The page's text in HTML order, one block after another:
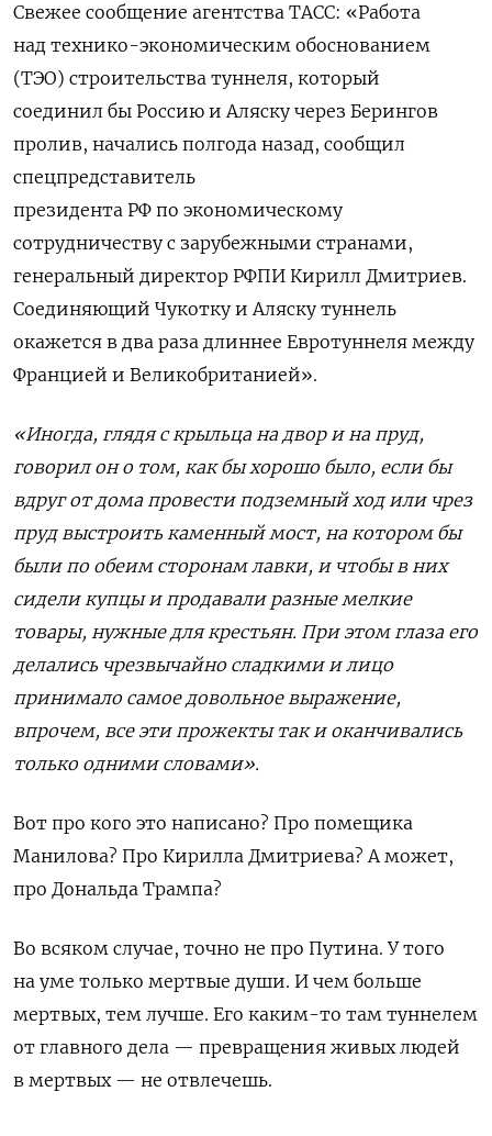
Свежее сообщение агентства ТАСС: «Работа
над технико-экономическим обоснованием
(ТЭО) строительства туннеля, который
соединил бы Россию и Аляску через Берингов
пролив, начались полгода назад, сообщил
спецпредставитель
президента РФ по экономическому
сотрудничеству с зарубежными странами,
генеральный директор РФПИ Кирилл Дмитриев.
Соединяющий Чукотку и Аляску туннель
окажется в два раза длиннее Евротуннеля между
Францией и Великобританией».
«Иногда, глядя с крыльца на двор и на пруд,
говорил он о том, как бы хорошо было, если бы
вдруг от дома провести подземный ход или чрез
пруд выстроить каменный мост, на котором бы
были по обеим сторонам лавки, и чтобы в них
сидели купцы и продавали разные мелкие
товары, нужные для крестьян. При этом глаза его
делались чрезвычайно сладкими и лицо
принимало самое довольное выражение,
впрочем, все эти прожекты так и оканчивались
только одними словами».
Вот про кого это написано? Про помещика
Манилова? Про Кирилла Дмитриева? А может,
про Дональда Трампа?
Во всяком случае, точно не про Путина. У того
на уме только мертвые души. И чем больше
мертвых, тем лучше. Его каким-то там туннелем
от главного дела — превращения живых людей
в мертвых — не отвлечешь.